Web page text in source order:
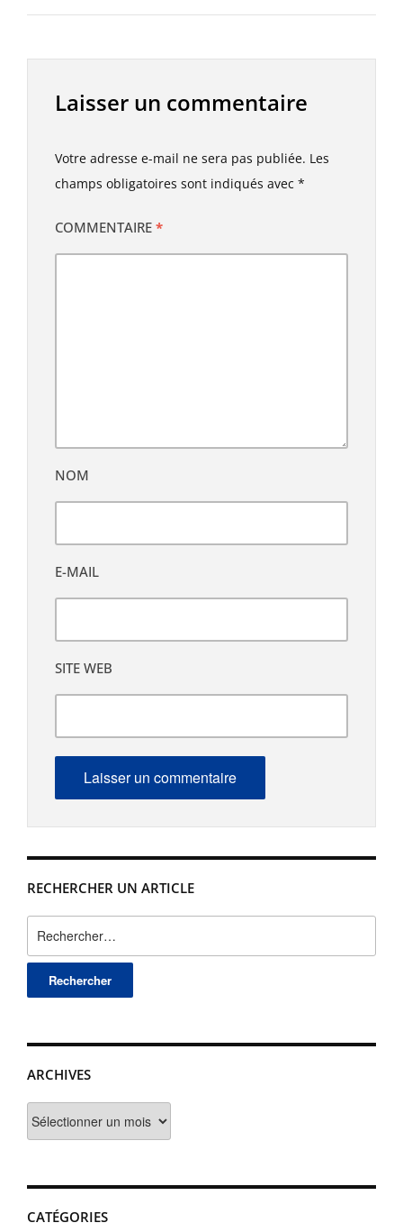
RECHERCHER UN ARTICLE
ARCHIVES
CATÉGORIES
Laisser un commentaire
Votre adresse e-mail ne sera pas publiée. Les
champs obligatoires sont indiqués avec *
COMMENTAIRE *
NOM
E-MAIL
SITE WEB